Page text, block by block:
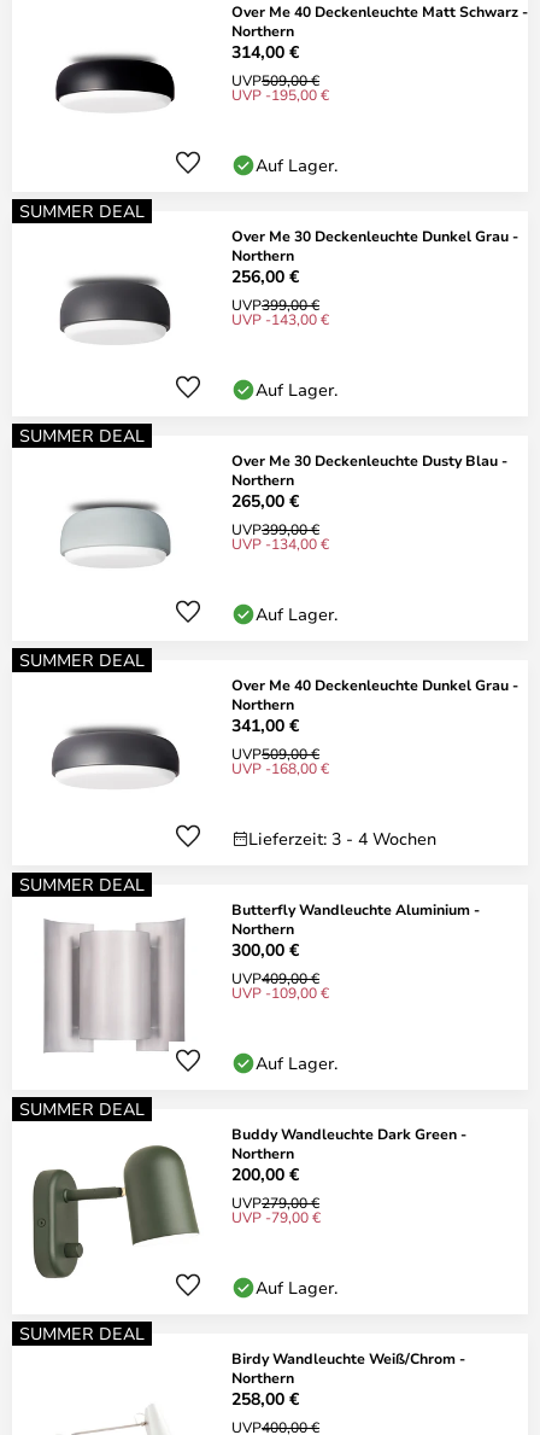
Over Me 40 Deckenleuchte Matt Schwarz -
Northern
314,00 €
UVP509,00 €
UVP -195,00 €
Auf Lager.
SUMMER DEAL
Over Me 30 Deckenleuchte Dunkel Grau -
Northern
256,00 €
UVP399,00 €
UVP -143,00 €
Auf Lager.
SUMMER DEAL
Over Me 30 Deckenleuchte Dusty Blau -
Northern
265,00 €
UVP399,00 €
UVP -134,00 €
Auf Lager.
SUMMER DEAL
Over Me 40 Deckenleuchte Dunkel Grau -
Northern
341,00 €
UVP509,00 €
UVP -168,00 €
Lieferzeit: 3 - 4 Wochen
SUMMER DEAL
Butterfly Wandleuchte Aluminium -
Northern
300,00 €
UVP409,00 €
UVP -109,00 €
Auf Lager.
SUMMER DEAL
Buddy Wandleuchte Dark Green -
Northern
200,00 €
UVP279,00 €
UVP -79,00 €
Auf Lager.
SUMMER DEAL
Birdy Wandleuchte Weiß/Chrom -
Northern
258,00 €
UVP400,00 €